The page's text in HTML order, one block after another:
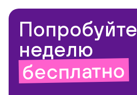
Попробуйте
неделю
бесплатно